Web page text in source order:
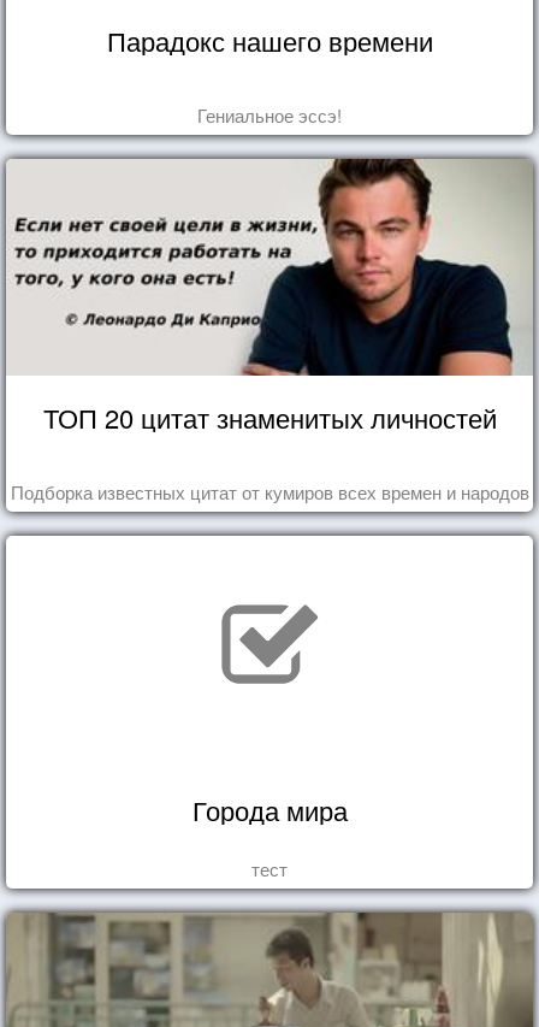
Парадокс нашего времени
Гениальное эссэ!
ТОП 20 цитат знаменитых личностей
Подборка известных цитат от кумиров всех времен и народов
Города мира
тест